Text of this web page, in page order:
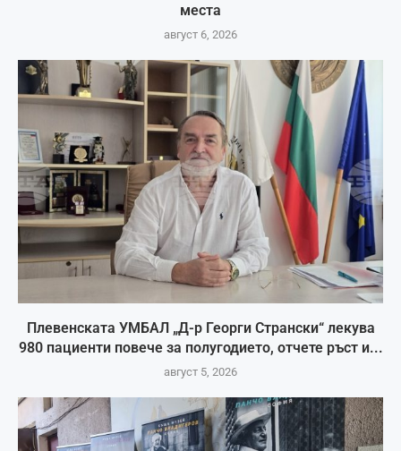
места
август 6, 2026
Плевенската УМБАЛ „Д-р Георги Странски“ лекува
980 пациенти повече за полугодието, отчете ръст и...
август 5, 2026